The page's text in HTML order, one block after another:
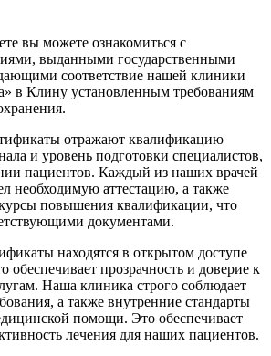
вы можете ознакомиться с
выданными государственными
соответствие нашей клиники
в Клину установленным требованиям
отражают квалификацию
и уровень подготовки специалистов,
пациентов. Каждый из наших врачей
необходимую аттестацию, а также
повышения квалификации, что
документами.
находятся в открытом доступе
обеспечивает прозрачность и доверие к
Наша клиника строго соблюдает
а также внутренние стандарты
помощи. Это обеспечивает
лечения для наших пациентов.